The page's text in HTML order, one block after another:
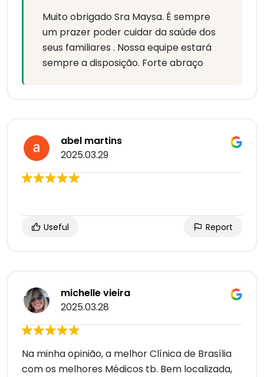
Muito obrigado Sra Maysa. É sempre
um prazer poder cuidar da saúde dos
seus familiares . Nossa equipe estará
sempre a disposição. Forte abraço
abel martins
2025.03.29
Useful Report
michelle vieira
2025.03.28
Na minha opinião, a melhor Clínica de Brasília
com os melhores Médicos tb. Bem localizada,